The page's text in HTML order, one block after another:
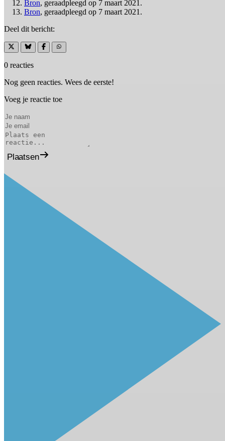
Bron, geraadpleegd op 7 maart 2021.
Bron, geraadpleegd op 7 maart 2021.
Deel dit bericht:
0 reacties
Nog geen reacties. Wees de eerste!
Voeg je reactie toe
Plaatsen